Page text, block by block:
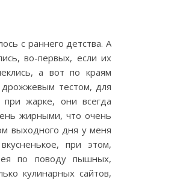
с раннего детства. А
во-первых, если их
а вот по краям
дрожжевым тестом, для
при жарке, они всегда
жирными, что очень
выходного дня у меня
при этом,
по поводу пышных,
кулинарных сайтов,